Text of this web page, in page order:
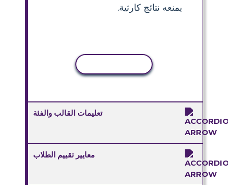
يمنعه نتائج كارثية.
تعليمات القالب والفئة
معايير تقييم الطلاب